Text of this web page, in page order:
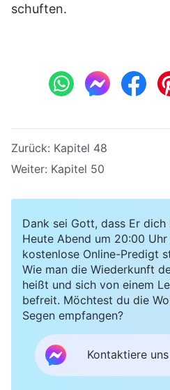
schuften.
Zurück: Kapitel 48
Weiter: Kapitel 50
Dank sei Gott, dass Er
Heute Abend um 20:00
kostenlose Online-Predigt
Wie man die Wiederkunft
heißt und sich von einem
befreit. Möchtest du die
Segen empfangen?
Kontaktiere